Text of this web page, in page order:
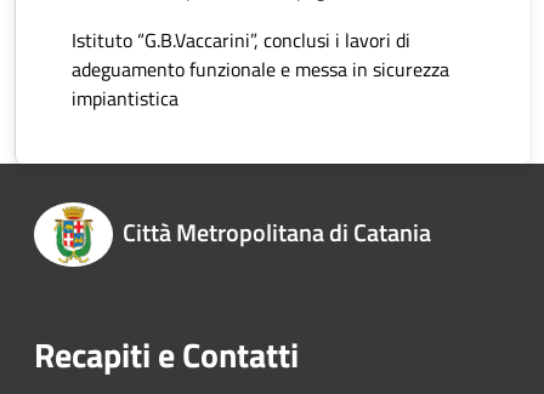
Istituto “G.B.Vaccarini”, conclusi i lavori di
adeguamento funzionale e messa in sicurezza
impiantistica
Città Metropolitana di Catania
Recapiti e Contatti